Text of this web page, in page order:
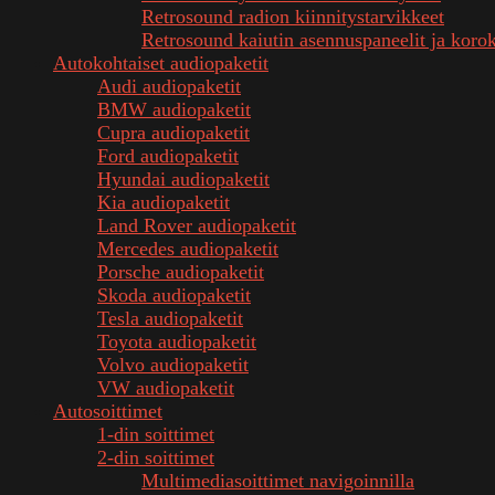
Retrosound radion kiinnitystarvikkeet
Retrosound kaiutin asennuspaneelit ja
Autokohtaiset audiopaketit
Audi audiopaketit
BMW audiopaketit
Cupra audiopaketit
Ford audiopaketit
Hyundai audiopaketit
Kia audiopaketit
Land Rover audiopaketit
Mercedes audiopaketit
Porsche audiopaketit
Skoda audiopaketit
Tesla audiopaketit
Toyota audiopaketit
Volvo audiopaketit
VW audiopaketit
Autosoittimet
1-din soittimet
2-din soittimet
Multimediasoittimet navigoinnilla